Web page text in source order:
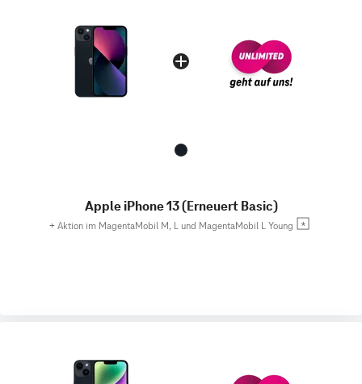
Apple iPhone 13 (Erneuert Basic)
+ Aktion im MagentaMobil M, L und MagentaMobil L Young